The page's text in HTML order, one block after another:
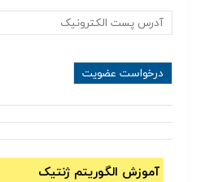
آموزش الگوریتم ژنتیک